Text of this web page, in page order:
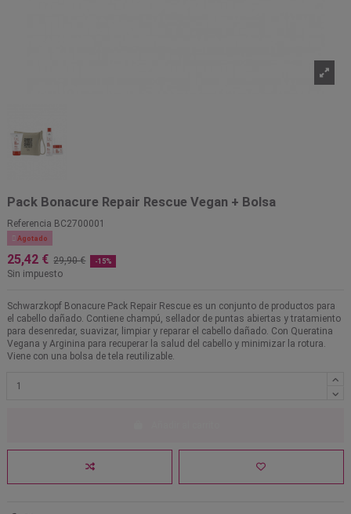
Pack Bonacure Repair Rescue Vegan + Bolsa
Referencia BC2700001
 Agotado
25,42 € 29,90 € -15%
Sin impuesto
Schwarzkopf Bonacure Pack Repair Rescue es un conjunto de productos para
el cabello dañado. Contiene champú, sellador de puntas abiertas y tratamiento
para desenredar, suavizar, limpiar y reparar el cabello dañado. Con Queratina
Vegana y Arginina para recuperar la salud del cabello y minimizar la rotura.
Viene con una bolsa de tela reutilizable.